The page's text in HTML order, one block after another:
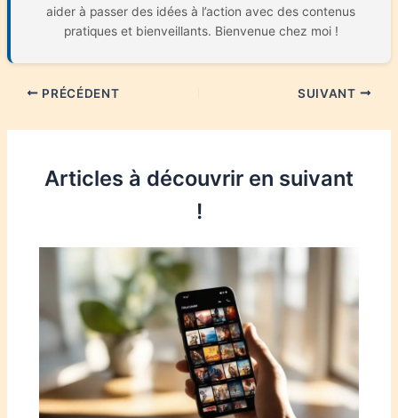
aider à passer des idées à l’action avec des contenus
pratiques et bienveillants. Bienvenue chez moi !
PRÉCÉDENT SUIVANT
Articles à découvrir en suivant
!